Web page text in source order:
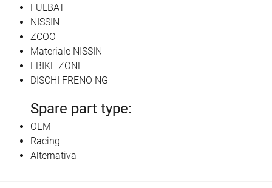
FULBAT
NISSIN
ZCOO
Materiale NISSIN
EBIKE ZONE
DISCHI FRENO NG
Spare part type:
OEM
Racing
Alternativa